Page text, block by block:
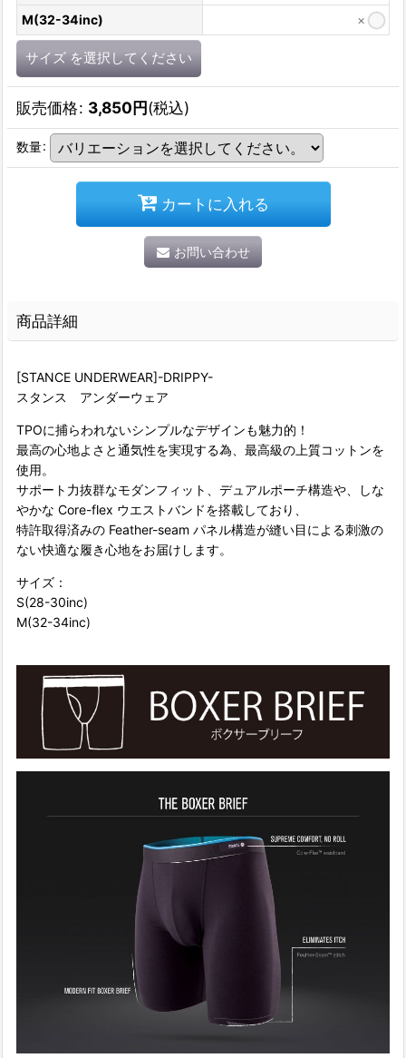
M(32-34inc)
×
サイズ を選択してください
販売価格: 3,850円(税込)
数量:
カートに入れる
お問い合わせ
商品詳細
[STANCE UNDERWEAR]-DRIPPY-
スタンス アンダーウェア
TPOに捕らわれないシンプルなデザインも魅力的！
最高の心地よさと通気性を実現する為、最高級の上質コットンを
使用。
サポート力抜群なモダンフィット、デュアルポーチ構造や、しな
やかな Core-flex ウエストバンドを搭載しており、
特許取得済みの Feather-seam パネル構造が縫い目による刺激の
ない快適な履き心地をお届けします。
サイズ：
S(28-30inc)
M(32-34inc)